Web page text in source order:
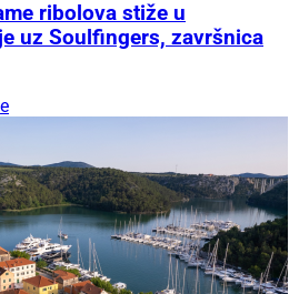
ribolova stiže u
uz Soulfingers, završnica